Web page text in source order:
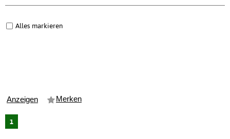
Alles markieren
Anzeigen Merken
1